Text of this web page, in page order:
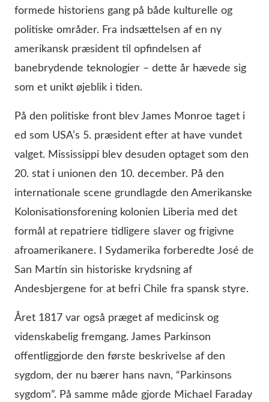
formede historiens gang på både kulturelle og
politiske områder. Fra indsættelsen af en ny
amerikansk præsident til opfindelsen af
banebrydende teknologier – dette år hævede sig
som et unikt øjeblik i tiden.
På den politiske front blev James Monroe taget i
ed som USA’s 5. præsident efter at have vundet
valget. Mississippi blev desuden optaget som den
20. stat i unionen den 10. december. På den
internationale scene grundlagde den Amerikanske
Kolonisationsforening kolonien Liberia med det
formål at repatriere tidligere slaver og frigivne
afroamerikanere. I Sydamerika forberedte José de
San Martín sin historiske krydsning af
Andesbjergene for at befri Chile fra spansk styre.
Året 1817 var også præget af medicinsk og
videnskabelig fremgang. James Parkinson
offentliggjorde den første beskrivelse af den
sygdom, der nu bærer hans navn, “Parkinsons
sygdom”. På samme måde gjorde Michael Faraday